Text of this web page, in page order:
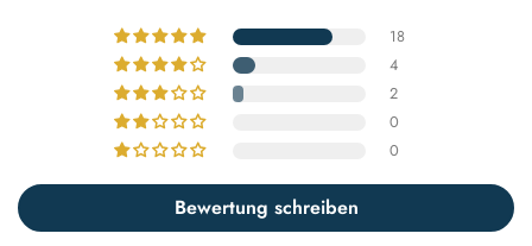
18
4
2
0
0
Bewertung schreiben